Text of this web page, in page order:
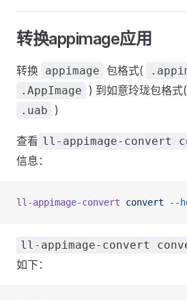
转换appimage应用
转换 appimage 包格式(
.AppImage ) 到如意玲珑包格式(
.uab )
查看 ll-appimage-convert
信息：
ll-appimage-convert convert --
ll-appimage-convert
如下：